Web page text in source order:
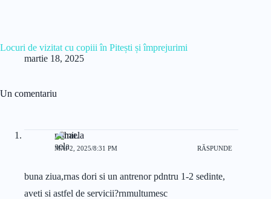
Locuri de vizitat cu copiii în Pitești și împrejurimi
martie 18, 2025
Un comentariu
mihaela
MAI 2, 2025/8:31 PM RĂSPUNDE
buna ziua,rnas dori si un antrenor pdntru 1-2 sedinte,
aveti si astfel de servicii?rnmultumesc